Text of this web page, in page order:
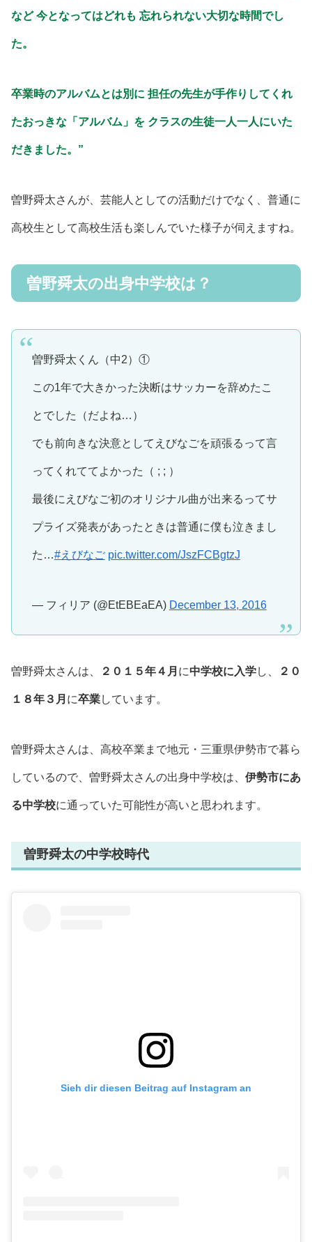
など 今となってはどれも 忘れられない大切な時間でし
た。
卒業時のアルバムとは別に 担任の先生が手作りしてくれ
たおっきな「アルバム」を クラスの生徒一人一人にいた
だきました。”
曽野舜太さんが、芸能人としての活動だけでなく、普通に
高校生として高校生活も楽しんでいた様子が伺えますね。
曽野舜太の出身中学校は？
曽野舜太くん（中2）①
この1年で大きかった決断はサッカーを辞めたこ
とでした（だよね…）
でも前向きな決意としてえびなごを頑張るって言
ってくれててよかった（ ; ; ）
最後にえびなご初のオリジナル曲が出来るってサ
プライズ発表があったときは普通に僕も泣きまし
た…#えびなご pic.twitter.com/JszFCBgtzJ
— フィリア (@EtEBEaEA) December 13, 2016
曽野舜太さんは、 ２０１５年４月 に中学校に入学し、 ２０
１８年３月 に卒業しています。
曽野舜太さんは、高校卒業まで地元・三重県伊勢市で暮ら
しているので、曽野舜太さんの出身中学校は、 伊勢市にあ
る中学校に通っていた可能性が高いと思われます。
曽野舜太の中学校時代
Sieh dir diesen Beitrag auf Instagram an